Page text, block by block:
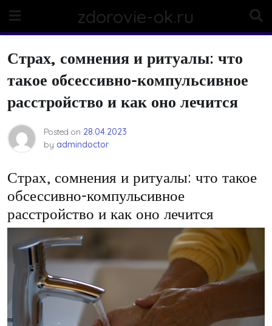
content
zdorovie-ok.ru
Страх, сомнения и ритуалы: что
такое обсессивно-компульсивное
расстройство и как оно лечится
Posted on 28.04.2023
by admindoctor
Страх, сомнения и ритуалы: что такое
обсессивно-компульсивное
расстройство и как оно лечится